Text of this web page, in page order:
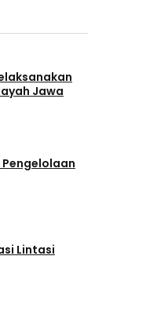
Jawa
Pengelolaan
Lintasi